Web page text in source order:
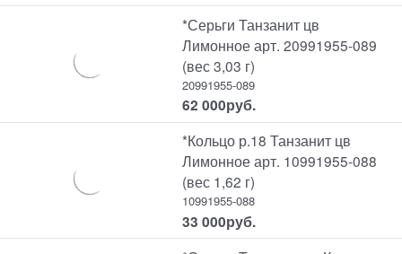
*Серьги Танзанит цв
Лимонное арт. 20991955-089
(вес 3,03 г)
20991955-089
62 000руб.
*Кольцо р.18 Танзанит цв
Лимонное арт. 10991955-088
(вес 1,62 г)
10991955-088
33 000руб.